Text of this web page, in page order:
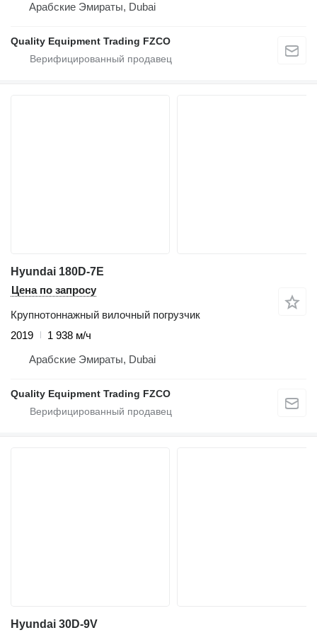
Арабские Эмираты, Dubai
Quality Equipment Trading FZCO
Hyundai 180D-7E
Цена по запросу
Крупнотоннажный вилочный погрузчик
2019
1 938 м/ч
Арабские Эмираты, Dubai
Quality Equipment Trading FZCO
Hyundai 30D-9V